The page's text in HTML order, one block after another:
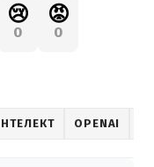
😢
0
😡
0
OPENAI